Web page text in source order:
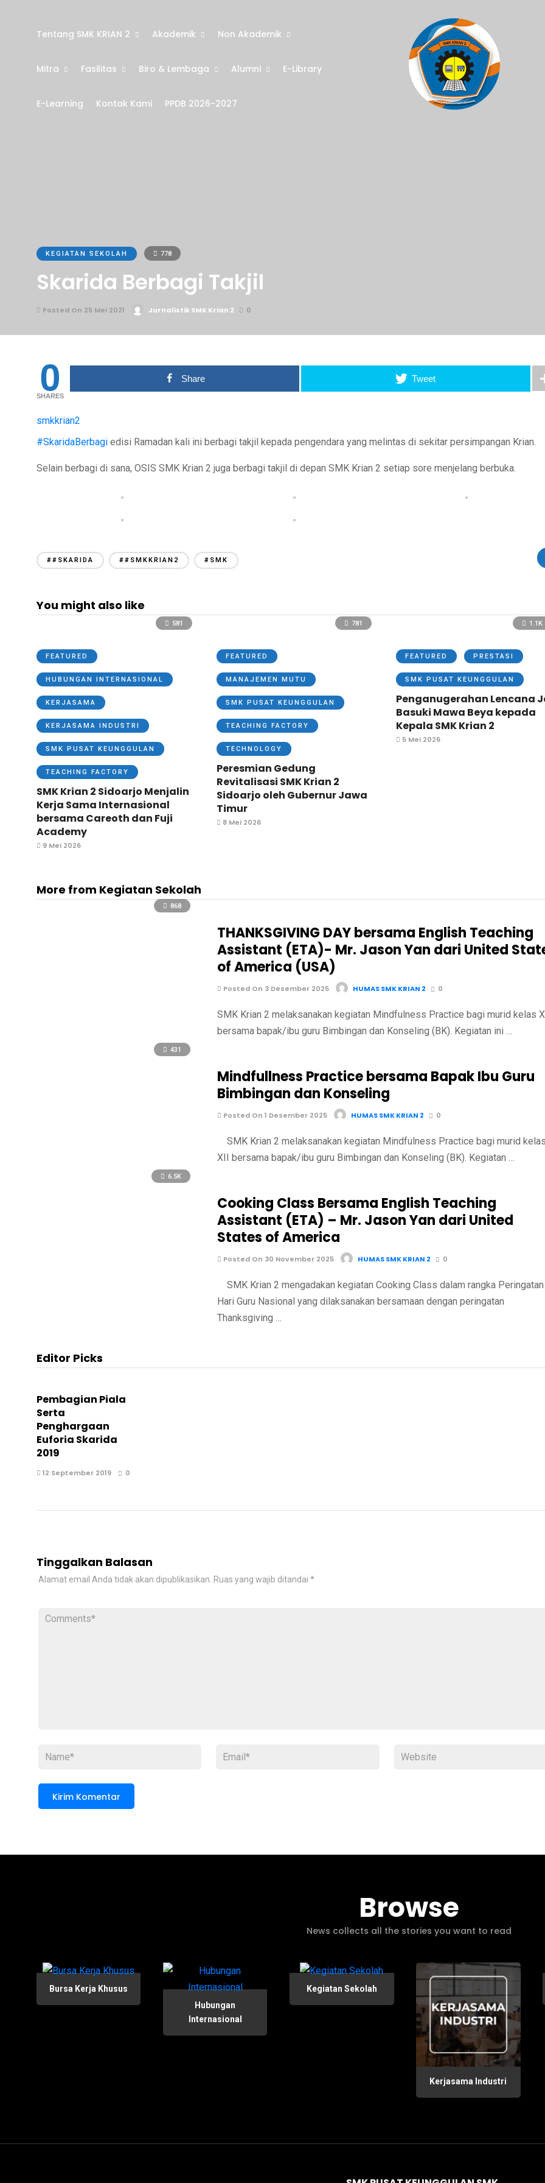
Tentang SMK KRIAN 2 Akademik Non Akademik
Mitra Fasilitas Biro & Lembaga Alumni E-Library
E-Learning Kontak Kami PPDB 2026-2027
KEGIATAN SEKOLAH 778
Skarida Berbagi Takjil
Posted On 25 Mei 2021 Jurnalistik SMK Krian 2 0
0
SHARES
Share Tweet
smkkrian2
#SkaridaBerbagi edisi Ramadan kali ini berbagi takjil kepada pengendara yang melintas di sekitar persimpangan Krian.
Selain berbagi di sana, OSIS SMK Krian 2 juga berbagi takjil di depan SMK Krian 2 setiap sore menjelang berbuka.
##SKARIDA ##SMKKRIAN2 #SMK
You might also like
581
FEATURED
HUBUNGAN INTERNASIONAL
KERJASAMA
KERJASAMA INDUSTRI
SMK PUSAT KEUNGGULAN
TEACHING FACTORY
SMK Krian 2 Sidoarjo Menjalin
Kerja Sama Internasional
bersama Careoth dan Fuji
Academy
9 Mei 2026
781
FEATURED
MANAJEMEN MUTU
SMK PUSAT KEUNGGULAN
TEACHING FACTORY
TECHNOLOGY
Peresmian Gedung
Revitalisasi SMK Krian 2
Sidoarjo oleh Gubernur Jawa
Timur
8 Mei 2026
1.1K
FEATURED PRESTASI
SMK PUSAT KEUNGGULAN
Penganugerahan Lencana
Basuki Mawa Beya kepada
Kepala SMK Krian 2
5 Mei 2026
More from Kegiatan Sekolah
868
THANKSGIVING DAY bersama English Teaching
Assistant (ETA)- Mr. Jason Yan dari United
of America (USA)
Posted On 3 Desember 2025 HUMAS SMK KRIAN 2 0
SMK Krian 2 melaksanakan kegiatan Mindfulness Practice bagi murid kelas
bersama bapak/ibu guru Bimbingan dan Konseling (BK). Kegiatan ini …
431
Mindfullness Practice bersama Bapak Ibu Guru
Bimbingan dan Konseling
Posted On 1 Desember 2025 HUMAS SMK KRIAN 2 0
SMK Krian 2 melaksanakan kegiatan Mindfulness Practice bagi murid
XII bersama bapak/ibu guru Bimbingan dan Konseling (BK). Kegiatan …
6.5K
Cooking Class Bersama English Teaching
Assistant (ETA) – Mr. Jason Yan dari United
States of America
Posted On 30 November 2025 HUMAS SMK KRIAN 2 0
SMK Krian 2 mengadakan kegiatan Cooking Class dalam rangka Peringatan
Hari Guru Nasional yang dilaksanakan bersamaan dengan peringatan
Thanksgiving …
Editor Picks
Pembagian Piala
Serta
Penghargaan
Euforia Skarida
2019
12 September 2019 0
Tinggalkan Balasan
Alamat email Anda tidak akan dipublikasikan. Ruas yang wajib ditandai *
Browse
News collects all the stories you want to read
Bursa Kerja Khusus
Hubungan
Internasional
Kegiatan Sekolah
Kerjasama Industri